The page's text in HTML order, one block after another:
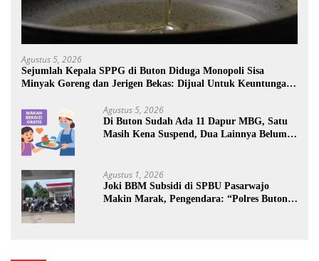
Agustus 5, 2026
Sejumlah Kepala SPPG di Buton Diduga Monopoli Sisa
Minyak Goreng dan Jerigen Bekas: Dijual Untuk Keuntungan
Agustus 5, 2026
Di Buton Sudah Ada 11 Dapur MBG, Satu
Masih Kena Suspend, Dua Lainnya Belum
Agustus 1, 2026
Joki BBM Subsidi di SPBU Pasarwajo
Makin Marak, Pengendara: “Polres Buton